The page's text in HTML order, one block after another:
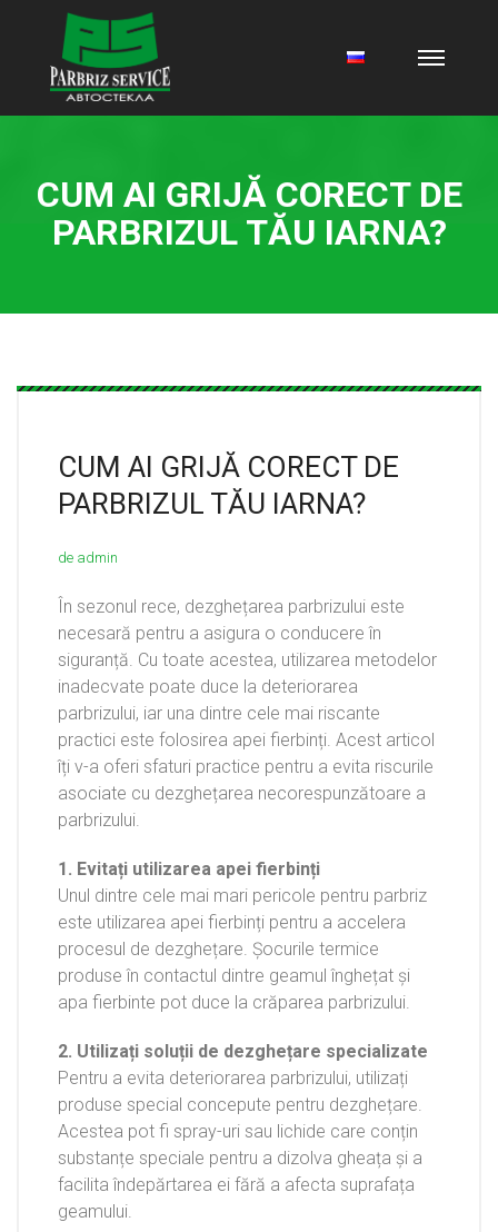
CUM AI GRIJĂ CORECT DE
PARBRIZUL TĂU IARNA?
CUM AI GRIJĂ CORECT DE
PARBRIZUL TĂU IARNA?
de admin
În sezonul rece, dezghețarea parbrizului este
necesară pentru a asigura o conducere în
siguranță. Cu toate acestea, utilizarea metodelor
inadecvate poate duce la deteriorarea
parbrizului, iar una dintre cele mai riscante
practici este folosirea apei fierbinți. Acest articol
îți v-a oferi sfaturi practice pentru a evita riscurile
asociate cu dezghețarea necorespunzătoare a
parbrizului.
1. Evitați utilizarea apei fierbinți
Unul dintre cele mai mari pericole pentru parbriz
este utilizarea apei fierbinți pentru a accelera
procesul de dezghețare. Șocurile termice
produse în contactul dintre geamul înghețat și
apa fierbinte pot duce la crăparea parbrizului.
2. Utilizați soluții de dezghețare specializate
Pentru a evita deteriorarea parbrizului, utilizați
produse special concepute pentru dezghețare.
Acestea pot fi spray-uri sau lichide care conțin
substanțe speciale pentru a dizolva gheața și a
facilita îndepărtarea ei fără a afecta suprafața
geamului.